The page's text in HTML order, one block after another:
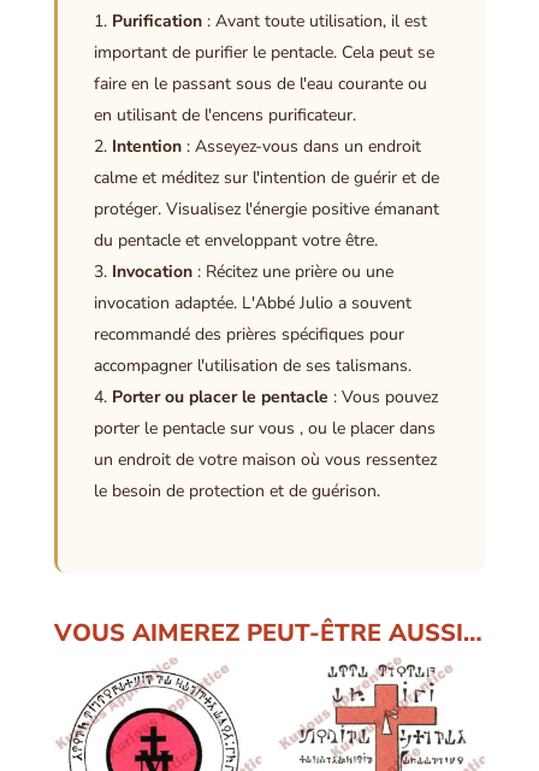
Purification: Avant toute utilisation, il est
important de purifier le pentacle. Cela peut se
faire en le passant sous de l'eau courante ou
en utilisant de l'encens purificateur.
Intention: Asseyez-vous dans un endroit
calme et méditez sur l'intention de guérir et de
protéger. Visualisez l'énergie positive émanant
du pentacle et enveloppant votre être.
Invocation: Récitez une prière ou une
invocation adaptée. L'Abbé Julio a souvent
recommandé des prières spécifiques pour
accompagner l'utilisation de ses talismans.
Porter ou placer le pentacle : Vous pouvez
porter le pentacle sur vous , ou le placer dans
un endroit de votre maison où vous ressentez
le besoin de protection et de guérison.
VOUS AIMEREZ PEUT-ÊTRE AUSSI…